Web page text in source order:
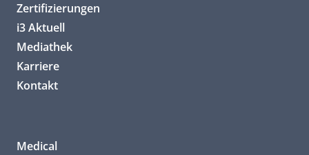
Zertifizierungen
i3 Aktuell
Mediathek
Karriere
Kontakt
Medical